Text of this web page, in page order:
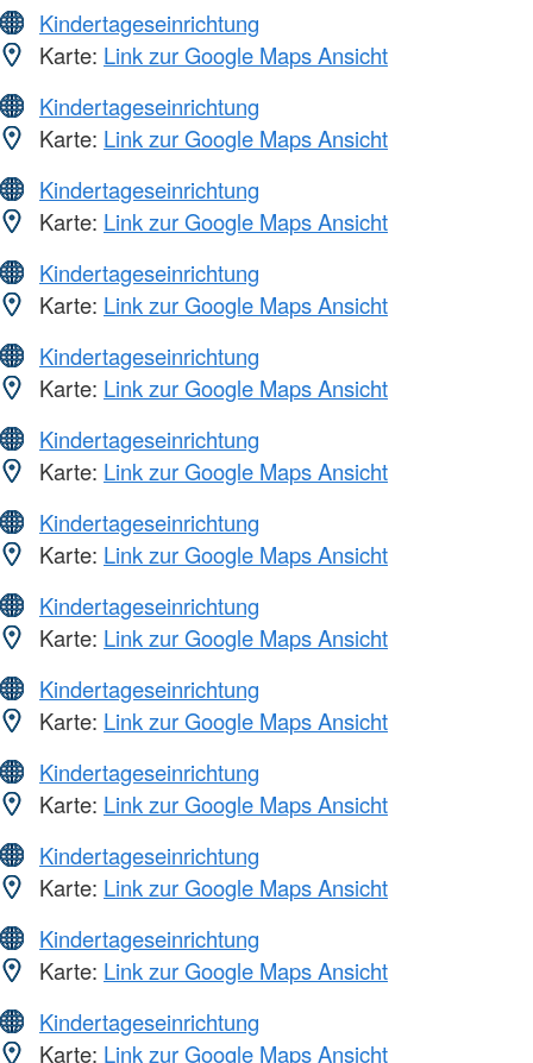
Kindertageseinrichtung
Karte: Link zur Google Maps Ansicht
Kindertageseinrichtung
Karte: Link zur Google Maps Ansicht
Kindertageseinrichtung
Karte: Link zur Google Maps Ansicht
Kindertageseinrichtung
Karte: Link zur Google Maps Ansicht
Kindertageseinrichtung
Karte: Link zur Google Maps Ansicht
Kindertageseinrichtung
Karte: Link zur Google Maps Ansicht
Kindertageseinrichtung
Karte: Link zur Google Maps Ansicht
Kindertageseinrichtung
Karte: Link zur Google Maps Ansicht
Kindertageseinrichtung
Karte: Link zur Google Maps Ansicht
Kindertageseinrichtung
Karte: Link zur Google Maps Ansicht
Kindertageseinrichtung
Karte: Link zur Google Maps Ansicht
Kindertageseinrichtung
Karte: Link zur Google Maps Ansicht
Kindertageseinrichtung
Karte: Link zur Google Maps Ansicht